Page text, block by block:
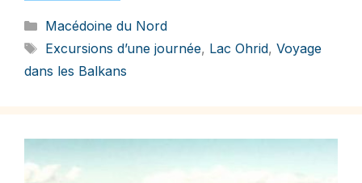
Catégories
Macédoine du Nord
Étiquettes
Excursions d’une journée, Lac Ohrid, Voyage
dans les Balkans